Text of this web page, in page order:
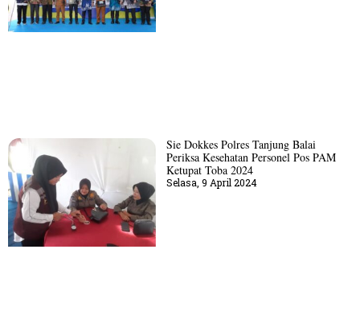
Sie Dokkes Polres Tanjung Balai
Periksa Kesehatan Personel Pos PAM
Ketupat Toba 2024
Selasa, 9 April 2024